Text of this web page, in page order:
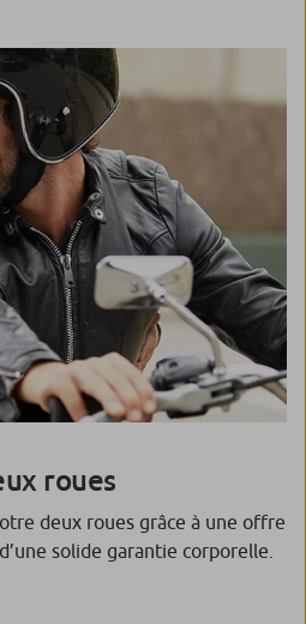
roues
deux roues grâce à une offre
solide garantie corporelle.